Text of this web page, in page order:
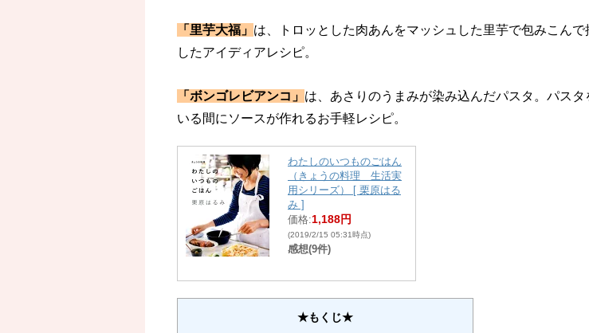
「里芋大福」 は、トロッとした肉あんをマッシュした里芋で包みこんで
したアイディアレシピ。
「ボンゴレビアンコ」 は、あさりのうまみが染み込んだパスタ。パスタ
いる間にソースが作れるお手軽レシピ。
わたしのいつものごはん
（きょうの料理 生活実
用シリーズ） [ 栗原はる
み ]
価格:1,188円
(2019/2/15 05:31時点)
感想(9件)
★もくじ★